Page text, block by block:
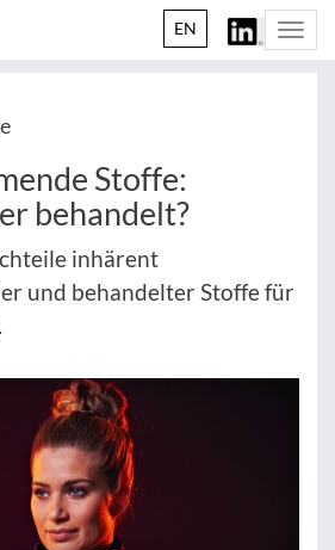
EN
Stoffe:
behandelt?
inhärent
und behandelter Stoffe für